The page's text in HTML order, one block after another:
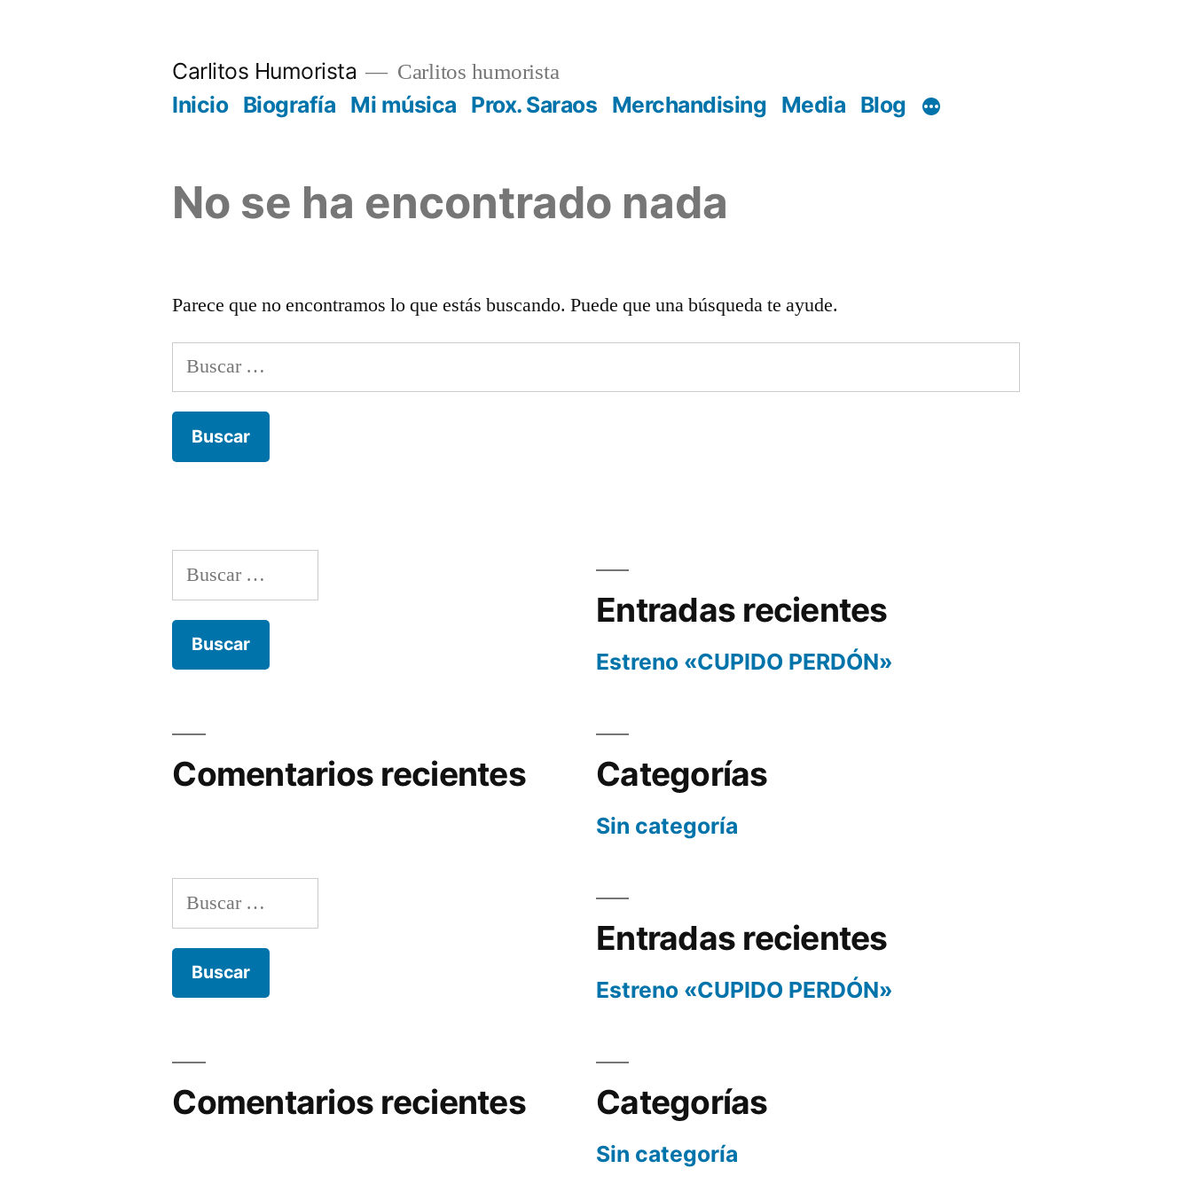
Carlitos Humorista Carlitos humorista
Inicio Biografía Mi música Prox. Saraos Merchandising Media Blog
No se ha encontrado nada
Parece que no encontramos lo que estás buscando. Puede que una búsqueda te ayude.
Buscar:
Buscar:
Entradas recientes
Estreno «CUPIDO PERDÓN»
Comentarios recientes Categorías
Sin categoría
Buscar:
Entradas recientes
Estreno «CUPIDO PERDÓN»
Comentarios recientes Categorías
Sin categoría